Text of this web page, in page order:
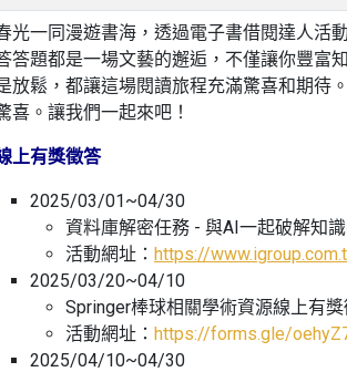
光一同漫遊書海，透過電子書借閱達人活
答題都是一場文藝的邂逅，不僅讓你豐富
放鬆，都讓這場閱讀旅程充滿驚喜和期待
喜。讓我們一起來吧！
上有獎徵答
2025/03/01~04/30
資料庫解密任務 - 與AI一起破解知
活動網址： https://
2025/03/20~04/10
Springer棒球相關學術資源線上有
活動網址： https://forms.gle/
2025/04/10~04/30